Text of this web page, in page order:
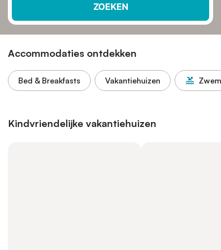
ZOEKEN
Accommodaties ontdekken
Bed & Breakfasts Vakantiehuizen
Kindvriendelijke vakantiehuizen